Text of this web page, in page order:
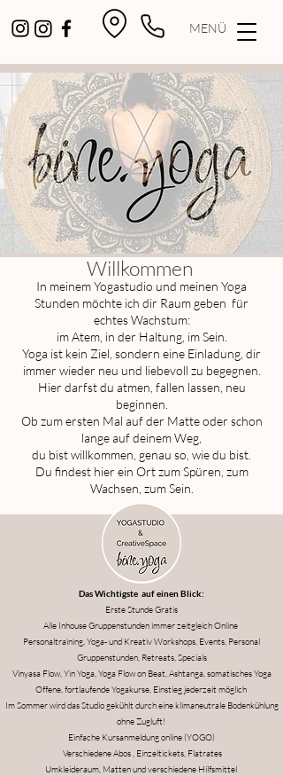
MENÜ
Willkommen
In meinem Yogastudio und meinen Yoga
Stunden möchte ich dir Raum geben für
echtes Wachstum:
im Atem, in der Haltung, im Sein.
Yoga ist kein Ziel, sondern eine Einladung, dir
immer wieder neu und liebevoll zu begegnen.
Hier darfst du atmen, fallen lassen, neu
beginnen.
Ob zum ersten Mal auf der Matte oder schon
lange auf deinem Weg,
du bist willkommen, genau so, wie du bist.
Du findest hier ein Ort zum Spüren, zum
Wachsen, zum Sein.
Das Wichtigste auf einen Blick:
Erste Stunde Gratis
Alle Inhouse Gruppenstunden immer zeitgleich Online
Personaltraining, Yoga- und Kreativ Workshops, Events, Personal
Gruppenstunden, Retreats, Specials
Vinyasa Flow, Yin Yoga, Yoga Flow on Beat, Ashtanga, somatisches Yoga
Offene, fortlaufende Yogakurse, Einstieg jederzeit möglich
Im Sommer wird das Studio gekühlt durch eine klimaneutrale Bodenkühlung
ohne Zugluft!
Einfache Kursanmeldung online (YOGO)
Verschiedene Abos , Einzeltickets, Flatrates
Umkleideraum, Matten und verschiedene Hilfsmittel